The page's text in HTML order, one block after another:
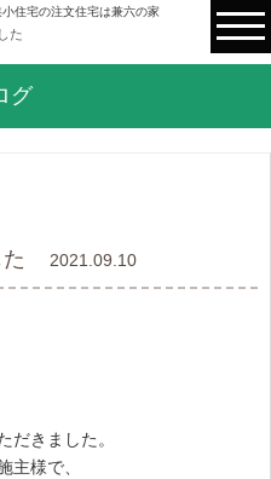
住宅の注文住宅は兼六の家
た
グ
2021.09.10
だきました。
主様で、